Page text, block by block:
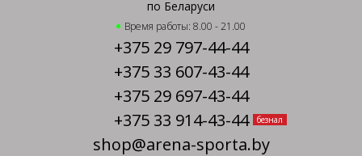
по Беларуси
Время работы: 8.00 - 21.00
+375 29 797-44-44
+375 33 607-43-44
+375 29 697-43-44
+375 33 914-43-44
безнал
shop@arena-sporta.by